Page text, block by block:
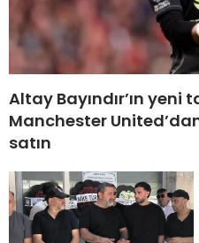
Altay Bayındır’ın yeni
Manchester
satın